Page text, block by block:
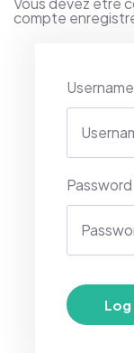
compte
Password